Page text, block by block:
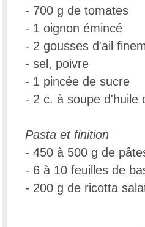
- 700 g de tomates
- 1 oignon émincé
- 2 gousses d'ail
- sel, poivre
- 1 pincée de sucre
- 2 c. à soupe d'huile
Pasta et finition
- 450 à 500 g de
- 6 à 10 feuilles de
- 200 g de ricotta